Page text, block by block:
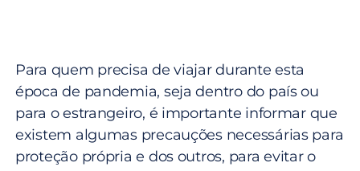
Para quem precisa de viajar durante esta
época de pandemia, seja dentro do país ou
para o estrangeiro, é importante informar que
existem algumas precauções necessárias para
proteção própria e dos outros, para evitar o